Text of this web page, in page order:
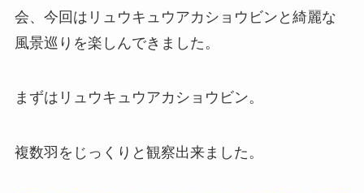
会、今回はリュウキュウアカショウビンと綺麗な
風景巡りを楽しんできました。
まずはリュウキュウアカショウビン。
複数羽をじっくりと観察出来ました。